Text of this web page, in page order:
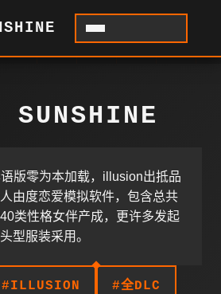
SUNSHINE
版零为本加载，illusion出抵品
由度恋爱模拟软件，包含总共
类性格女伴产成，更许多发起
头型服装采用。
#ILLUSION #全DLC